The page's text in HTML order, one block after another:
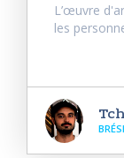
L’œuvre
les